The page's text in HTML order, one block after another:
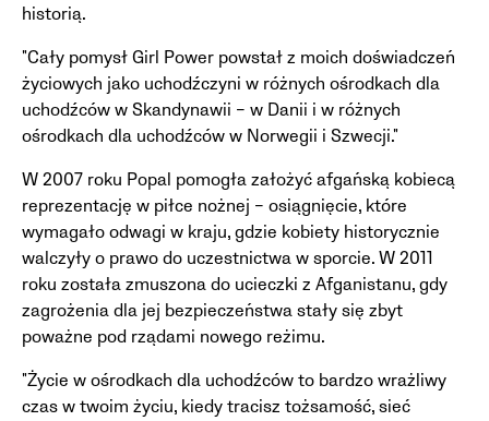
historią.
"Cały pomysł Girl Power powstał z moich doświadczeń
życiowych jako uchodźczyni w różnych ośrodkach dla
uchodźców w Skandynawii – w Danii i w różnych
ośrodkach dla uchodźców w Norwegii i Szwecji."
W 2007 roku Popal pomogła założyć afgańską kobiecą
reprezentację w piłce nożnej – osiągnięcie, które
wymagało odwagi w kraju, gdzie kobiety historycznie
walczyły o prawo do uczestnictwa w sporcie. W 2011
roku została zmuszona do ucieczki z Afganistanu, gdy
zagrożenia dla jej bezpieczeństwa stały się zbyt
poważne pod rządami nowego reżimu.
"Życie w ośrodkach dla uchodźców to bardzo wrażliwy
czas w twoim życiu, kiedy tracisz tożsamość, sieć